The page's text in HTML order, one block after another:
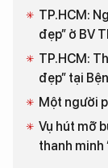
TP.HCM:
đẹp” ở BV
TP.HCM:
đẹp” tại
Một người
Vụ hút mỡ
thanh minh